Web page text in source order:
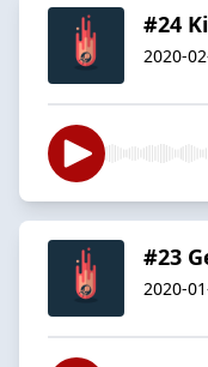
#24
2020-
#23
2020-